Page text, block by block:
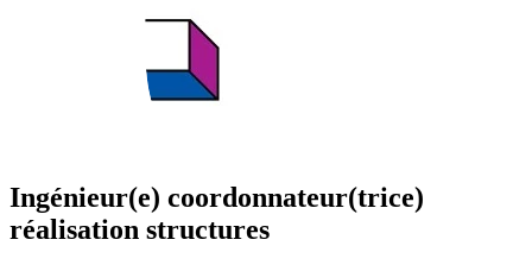
Ingénieur(e) coordonnateur(trice)
réalisation structures